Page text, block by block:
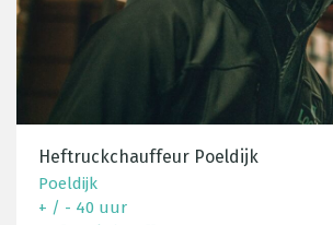
Heftruckchauffeur Poeldijk
Poeldijk
+ / - 40 uur